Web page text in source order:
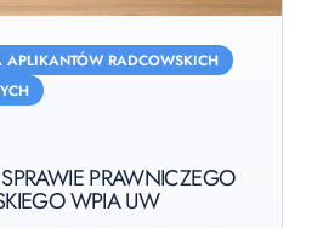
APLIKANTÓW RADCOWSKICH
PRAWNICZEGO
WPIA UW